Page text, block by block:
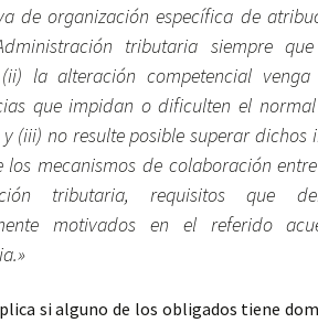
de organización específica de
tributaria siempre
la alteración competencial
que impidan o dificulten el
(iii) no resulte posible superar
los mecanismos de colaboración
tributaria, requisitos que
motivados en el referido
si alguno de los obligados tiene